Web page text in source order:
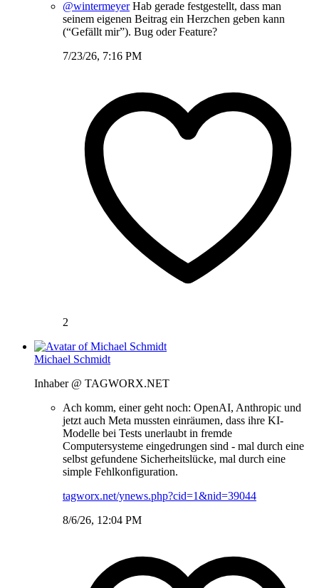
@wintermeyerHab gerade festgestellt, dass man
seinem eigenen Beitrag ein Herzchen geben kann
(“Gefällt mir”). Bug oder Feature?
7/23/26, 7:16 PM
2
Michael Schmidt
Inhaber @ TAGWORX.NET
Ach komm, einer geht noch: OpenAI, Anthropic und
jetzt auch Meta mussten einräumen, dass ihre KI-
Modelle bei Tests unerlaubt in fremde
Computersysteme eingedrungen sind - mal durch eine
selbst gefundene Sicherheitslücke, mal durch eine
simple Fehlkonfiguration.
tagworx.net/ynews.php?cid=1&nid=39044
8/6/26, 12:04 PM